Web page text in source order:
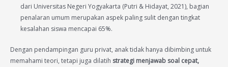
dari Universitas Negeri Yogyakarta (Putri & Hidayat, 2021), bagian
penalaran umum merupakan aspek paling sulit dengan tingkat
kesalahan siswa mencapai 65%.
Dengan pendampingan guru privat, anak tidak hanya dibimbing untuk
memahami teori, tetapi juga dilatih strategi menjawab soal cepat,